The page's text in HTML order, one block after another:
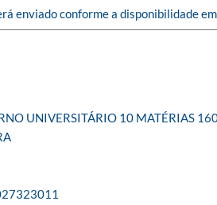
enviado conforme a disponibilidade
UNIVERSITÁRIO 10 MATÉRIAS